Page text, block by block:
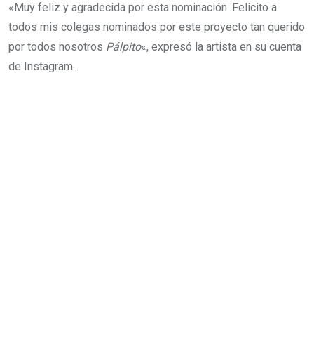
«Muy feliz y agradecida por esta nominación. Felicito a
todos mis colegas nominados por este proyecto tan querido
por todos nosotros Pálpito«, expresó la artista en su cuenta
de Instagram.